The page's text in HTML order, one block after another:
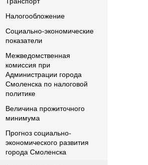
Налогообложение
Социально-экономические
показатели
Межведомственная
комиссия при
Администрации города
Смоленска по налоговой
политике
Величина прожиточного
минимума
Прогноз социально-
экономического развития
города Смоленска